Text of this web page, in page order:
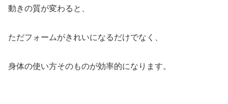
動きの質が変わると、
ただフォームがきれいになるだけでなく、
身体の使い方そのものが効率的になります。